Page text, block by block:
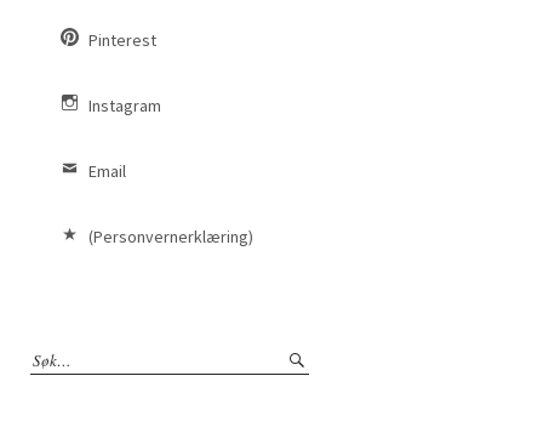
Pinterest
Instagram
Email
(Personvernerklæring)